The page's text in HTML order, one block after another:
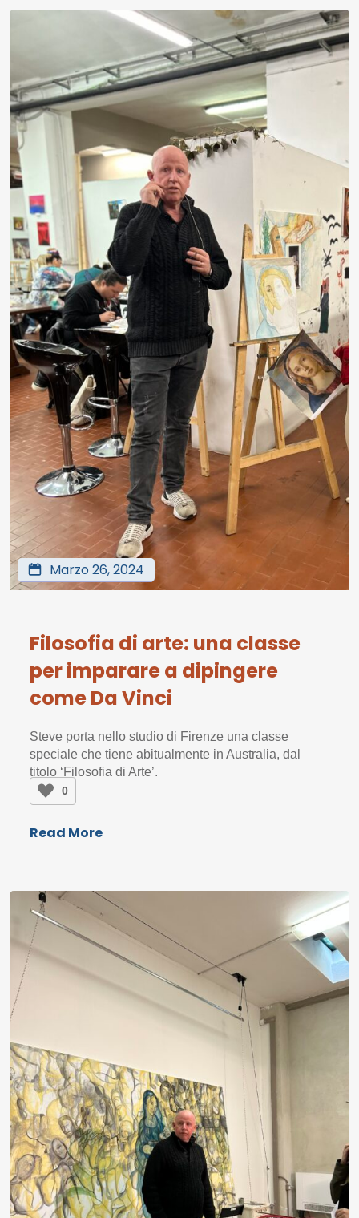
Marzo 26, 2024
Filosofia di arte: una classe
per imparare a dipingere
come Da Vinci
Steve porta nello studio di Firenze una classe
speciale che tiene abitualmente in Australia, dal
titolo ‘Filosofia di Arte’.
0
Read More